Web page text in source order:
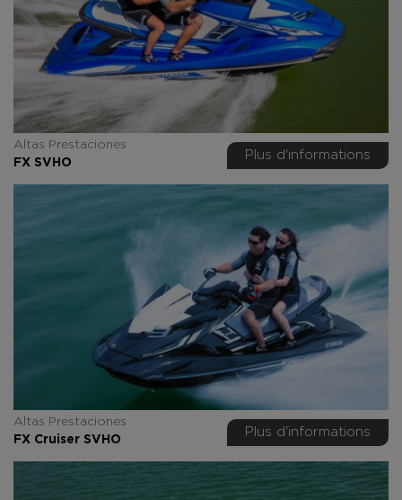
Altas Prestaciones
FX SVHO
Plus d'informations
Altas Prestaciones
FX Cruiser SVHO
Plus d'informations